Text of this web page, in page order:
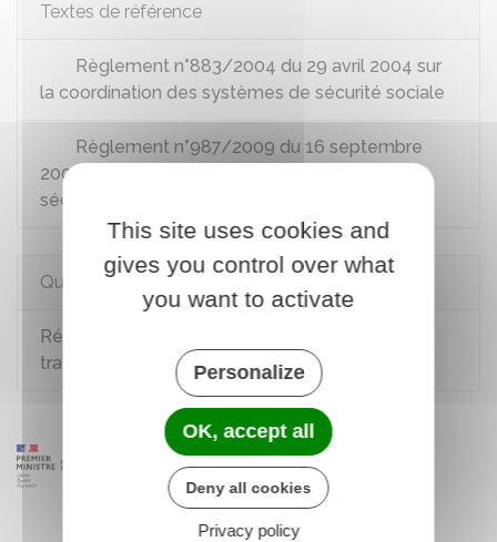
Textes de référence
Règlement n°883/2004 du 29 avril 2004 sur
la coordination des systèmes de sécurité sociale
Règlement n°987/2009 du 16 septembre
2009 relatif à la coordination des systèmes de
sécurité sociale
Questions ? Réponses !
Résident européen : comment chercher du
travail en France ?
This site uses cookies and
gives you control over what
you want to activate
Personalize
OK, accept all
Deny all cookies
Privacy policy